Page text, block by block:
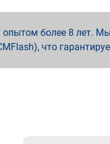
более 8 лет.
что